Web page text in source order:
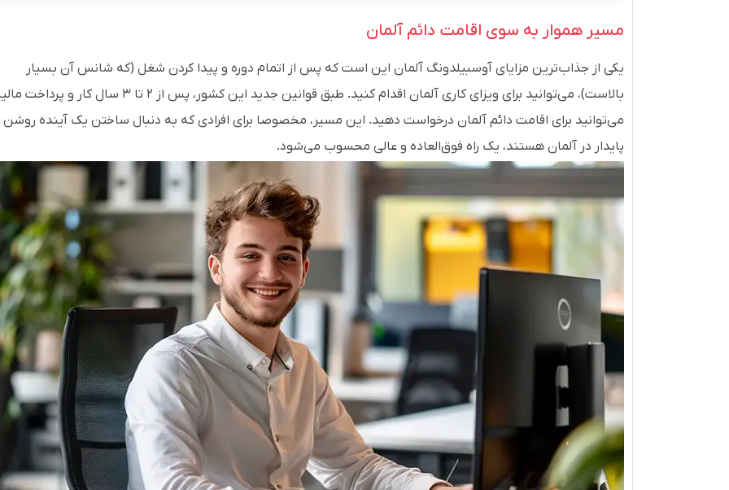
مسیر هموار به سوی اقامت دائم آلمان
یکی از جذاب‌ترین مزایای آوسبیلدونگ آلمان این است که پس از اتمام دوره و پیدا کردن شغل (که شانس آن بسیار
بالاست)، می‌توانید برای ویزای کاری آلمان اقدام کنید. طبق قوانین جدید این کشور، پس از ۲ تا ۳ سال کار
می‌توانید برای اقامت دائم آلمان درخواست دهید. این مسیر، مخصوصا برای افرادی که به دنبال ساختن یک آینده روشن
پایدار در آلمان هستند، یک راه فوق‌العاده و عالی محسوب می‌شود.